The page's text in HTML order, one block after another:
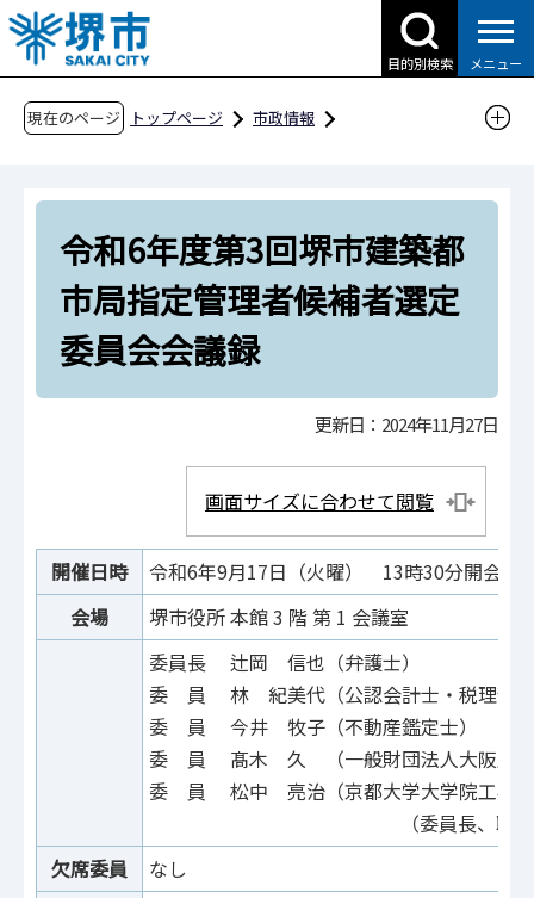
こ
の
ペ
目的別検索 メニュー
現在のページ トップページ
市政情報
指定管理者候補者選定委員会会議録等
令和6年度第3回堺市建築都市局指定管理者候補
者選定委員会会議録
令和6年度第3回堺市建築都
市局指定管理者候補者選定
委員会会議録
更新日：2024年11月27日
画面サイズに合わせて閲覧
開催日時
令和6年9月17日（火曜） 13時30分開会
会場
堺市役所 本館 3 階 第 1 会議室
委員長 辻岡 信也（弁護士）
委 員 林 紀美代（公認会計士・税理士）
委 員 今井 牧子（不動産鑑定士）
委 員 髙木 久 （一般財団法人大阪府交
委 員 松中 亮治（京都大学大学院工学研
（委員長、職
欠席委員
なし